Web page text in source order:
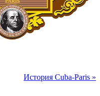
История Cuba-Paris »